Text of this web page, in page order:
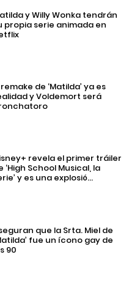
y Willy Wonka tendrán
propia serie animada en
remake de ‘Matilda’ ya es
y Voldemort será
revela el primer tráiler
‘High School Musical, la
y es una explosió...
que la Srta. Miel de
fue un ícono gay de
90